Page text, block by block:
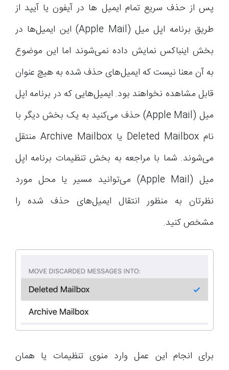
پس از حذف سریع تمام ایمیل ها در آیفون یا آیپد از
طریق برنامه اپل میل (Apple Mail) این ایمیل‌ها در
بخش اینباکس نمایش داده نمی‌شوند اما این موضوع
به آن معنا نیست که ایمیل‌های حذف شده به هیچ عنوان
قابل مشاهده نخواهند بود. ایمیل‌هایی که در برنامه اپل
میل (Apple Mail) حذف می‌کنید به یک بخش دیگر با
نام Deleted Mailbox یا Archive Mailbox منتقل
می‌شوند. شما با مراجعه به بخش تنظیمات برنامه اپل
میل (Apple Mail) می‌توانید مسیر یا محل مورد
نظرتان به منظور انتقال ایمیل‌های حذف شده را
مشخص کنید.
برای انجام این عمل وارد منوی تنظیمات یا همان